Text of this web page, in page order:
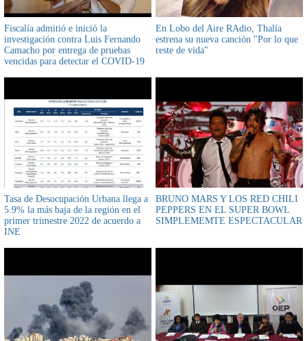
Fiscalía admitió e inició la
investigación contra Luis Fernando
Camacho por entrega de pruebas
vencidas para detectar el COVID-19
En Lobo del Aire RAdio, Thalía
estrena su nueva canción "Por lo que
reste de vida"
Tasa de Desocupación Urbana llega a
5.9% la más baja de la región en el
primer trimestre 2022 de acuerdo a
INE
BRUNO MARS Y LOS RED CHILI
PEPPERS EN EL SUPER BOWL
SIMPLEMEMTE ESPECTACULAR